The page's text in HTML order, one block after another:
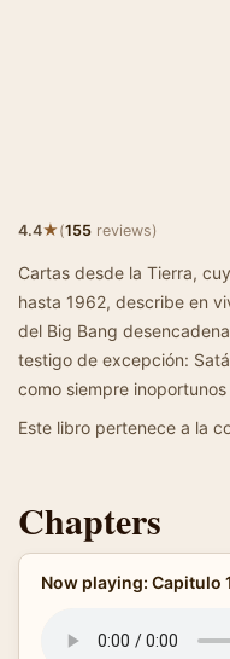
4.4★(155 reviews)
Cartas desde la Tierra,
hasta 1962, describe en
del Big Bang
testigo de excepción:
como siempre inoportunos
Este libro pertenece a la
Chapters
Now playing: Capitulo 1